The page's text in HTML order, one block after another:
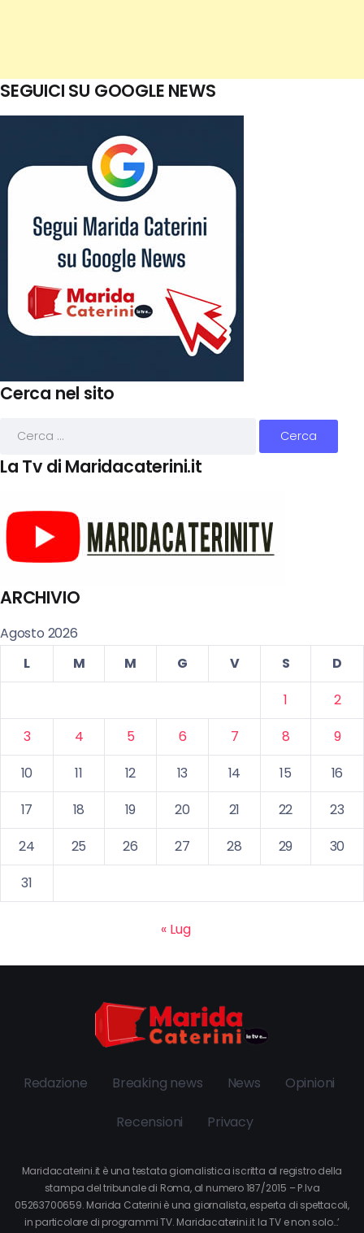
SEGUICI SU GOOGLE NEWS
Cerca nel sito
La Tv di Maridacaterini.it
ARCHIVIO
Agosto 2026
L
M M G V S
D
1
2
3
4 5 6 7 8
9
10
11 12 13 14 15
16
17
18 19 20 21 22
23
24
25 26 27 28 29
30
31
« Lug
Redazione Breaking news News Opinioni
Recensioni Privacy
Maridacaterini.it è una testata giornalistica iscritta al registro della
stampa del tribunale di Roma, al numero 187/2015 – P.Iva
05263700659. Marida Caterini è una giornalista, esperta di spettacoli,
in particolare di programmi TV. Maridacaterini.it la TV e non solo…’